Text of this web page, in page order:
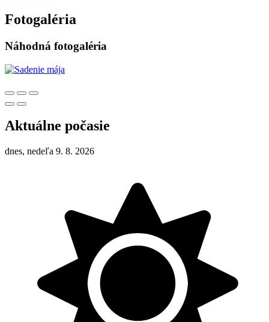
Fotogaléria
Náhodná fotogaléria
Aktuálne počasie
dnes, nedeľa 9. 8. 2026